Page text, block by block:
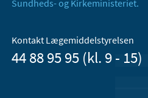
Sundheds- og Kirkeministeriet.
Kontakt Lægemiddelstyrelsen
44 88 95 95 (kl. 9 - 15)